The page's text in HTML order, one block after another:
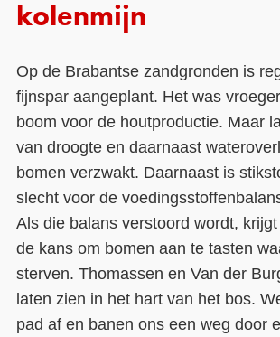
kolenmijn
Op de Brabantse zandgronden is
fijnspar aangeplant. Het was
boom voor de houtproductie. Maar
van droogte en daarnaast
bomen verzwakt. Daarnaast is
slecht voor de
Als die balans verstoord wordt,
de kans om bomen aan te tasten
sterven. Thomassen en Van der
laten zien in het hart van het bos.
pad af en banen ons een weg door